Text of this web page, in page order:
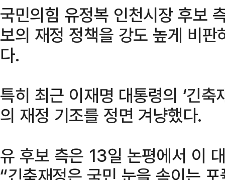
국민의힘 유정복 인천시장 후보
보의 재정 정책을 강도 높게 비
다.
특히 최근 이재명 대통령의 ‘긴
의 재정 기조를 정면 겨냥했다.
유 후보 측은 13일 논평에서 이
“긴축재정은 국민 눈을 속이는